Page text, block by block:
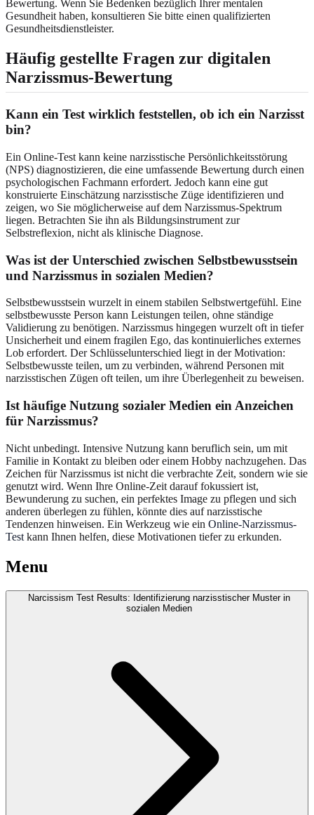
Bewertung. Wenn Sie Bedenken bezüglich Ihrer mentalen
Gesundheit haben, konsultieren Sie bitte einen qualifizierten
Gesundheitsdienstleister.
Häufig gestellte Fragen zur digitalen
Narzissmus-Bewertung
Kann ein Test wirklich feststellen, ob ich ein Narzisst
bin?
Ein Online-Test kann keine narzisstische Persönlichkeitsstörung
(NPS) diagnostizieren, die eine umfassende Bewertung durch einen
psychologischen Fachmann erfordert. Jedoch kann eine gut
konstruierte Einschätzung narzisstische Züge identifizieren und
zeigen, wo Sie möglicherweise auf dem Narzissmus-Spektrum
liegen. Betrachten Sie ihn als Bildungsinstrument zur
Selbstreflexion, nicht als klinische Diagnose.
Was ist der Unterschied zwischen Selbstbewusstsein
und Narzissmus in sozialen Medien?
Selbstbewusstsein wurzelt in einem stabilen Selbstwertgefühl. Eine
selbstbewusste Person kann Leistungen teilen, ohne ständige
Validierung zu benötigen. Narzissmus hingegen wurzelt oft in tiefer
Unsicherheit und einem fragilen Ego, das kontinuierliches externes
Lob erfordert. Der Schlüsselunterschied liegt in der Motivation:
Selbstbewusste teilen, um zu verbinden, während Personen mit
narzisstischen Zügen oft teilen, um ihre Überlegenheit zu beweisen.
Ist häufige Nutzung sozialer Medien ein Anzeichen
für Narzissmus?
Nicht unbedingt. Intensive Nutzung kann beruflich sein, um mit
Familie in Kontakt zu bleiben oder einem Hobby nachzugehen. Das
Zeichen für Narzissmus ist nicht die verbrachte Zeit, sondern wie sie
genutzt wird. Wenn Ihre Online-Zeit darauf fokussiert ist,
Bewunderung zu suchen, ein perfektes Image zu pflegen und sich
anderen überlegen zu fühlen, könnte dies auf narzisstische
Tendenzen hinweisen. Ein Werkzeug wie ein Online-Narzissmus-
Test kann Ihnen helfen, diese Motivationen tiefer zu erkunden.
Menu
Narcissism Test Results: Identifizierung narzisstischer Muster in
sozialen Medien